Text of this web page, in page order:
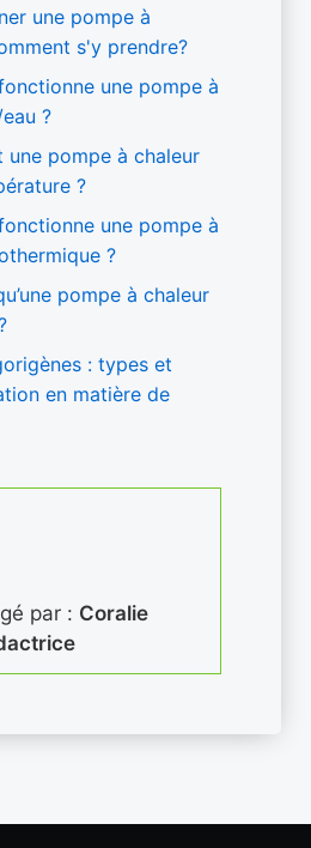
une pompe à
s'y prendre?
une pompe à
?
une pompe à chaleur
?
une pompe à
?
pompe à chaleur
: types et
en matière de
par : Coralie